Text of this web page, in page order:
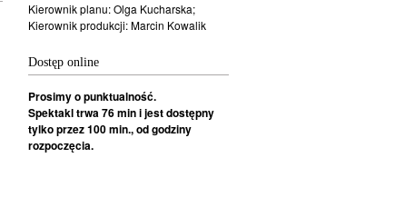
Kierownik planu: Olga Kucharska;
Kierownik produkcji: Marcin Kowalik
Dostęp online
Prosimy o punktualność.
Spektakl trwa 76 min i jest dostępny
tylko przez 100 min., od godziny
rozpoczęcia.